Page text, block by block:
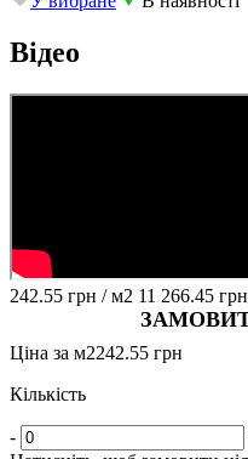
Відео
242.55 грн / м2 11 266.45 грн
Ціна за м2242.55 грн
Кількість
-